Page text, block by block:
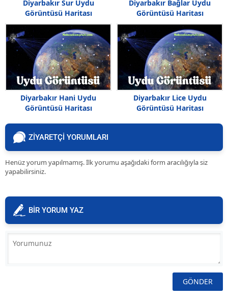
Diyarbakır Sur Uydu
Görüntüsü Haritası
Diyarbakır Bağlar Uydu
Görüntüsü Haritası
Diyarbakır Hani Uydu
Görüntüsü Haritası
Diyarbakır Lice Uydu
Görüntüsü Haritası
ZİYARETÇİ YORUMLARI
Henüz yorum yapılmamış. İlk yorumu aşağıdaki form aracılığıyla siz
yapabilirsiniz.
BİR YORUM YAZ